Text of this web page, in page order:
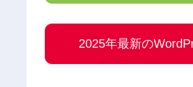
2025年最新の